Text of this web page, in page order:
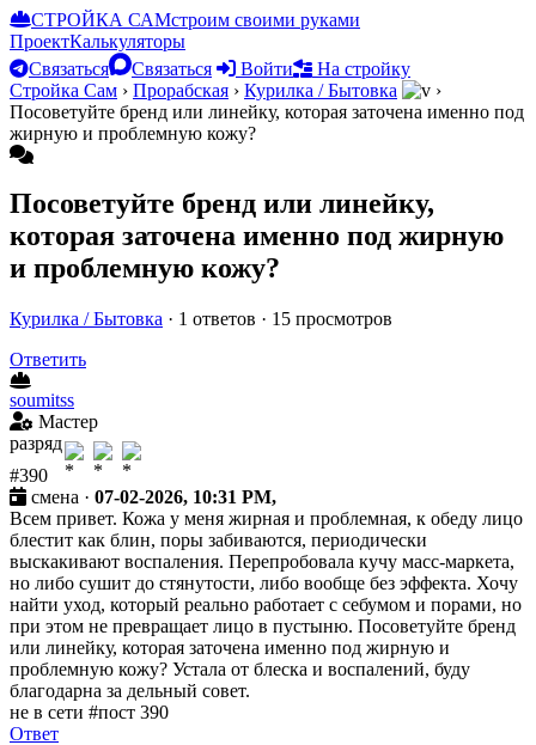
СТРОЙКА САМстроим своими руками
ПроектКалькуляторы
Связаться
Связаться Войти
На стройку
Стройка Сам › Прорабская › Курилка / Бытовка
›
Посоветуйте бренд или линейку, которая заточена именно под
жирную и проблемную кожу?
Посоветуйте бренд или линейку,
которая заточена именно под жирную
и проблемную кожу?
Курилка / Бытовка · 1 ответов · 15 просмотров
Ответить
soumitss
Мастер
разряд
#390
смена · 07-02-2026, 10:31 PM,
Всем привет. Кожа у меня жирная и проблемная, к обеду лицо
блестит как блин, поры забиваются, периодически
выскакивают воспаления. Перепробовала кучу масс-маркета,
но либо сушит до стянутости, либо вообще без эффекта. Хочу
найти уход, который реально работает с себумом и порами, но
при этом не превращает лицо в пустыню. Посоветуйте бренд
или линейку, которая заточена именно под жирную и
проблемную кожу? Устала от блеска и воспалений, буду
благодарна за дельный совет.
не в сети #пост 390
Ответ